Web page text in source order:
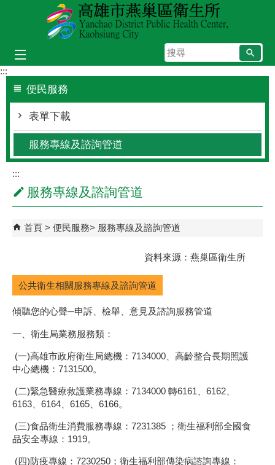
跳到主要內容區塊
搜
尋
:::
便民服務
表單下載
服務專線及諮詢管道
:::
服務專線及諮詢管道
首頁 便民服務 服務專線及諮詢管道
資料來源：燕巢區衛生所
公共衛生相關服務專線及諮詢管道
傾聽您的心聲─申訴、檢舉、意見及諮詢服務管道
一、衛生局業務服務類：
(一)高雄市政府衛生局總機：7134000、高齡整合長期照護
中心總機：7131500。
(二)緊急醫療救護業務專線：7134000 轉6161、6162、
6163、6164、6165、6166。
(三)食品衛生消費服務專線：7231385 ；衛生福利部全國食
品安全專線：1919。
(四)防疫專線：7230250；衛生福利部傳染病諮詢專線：